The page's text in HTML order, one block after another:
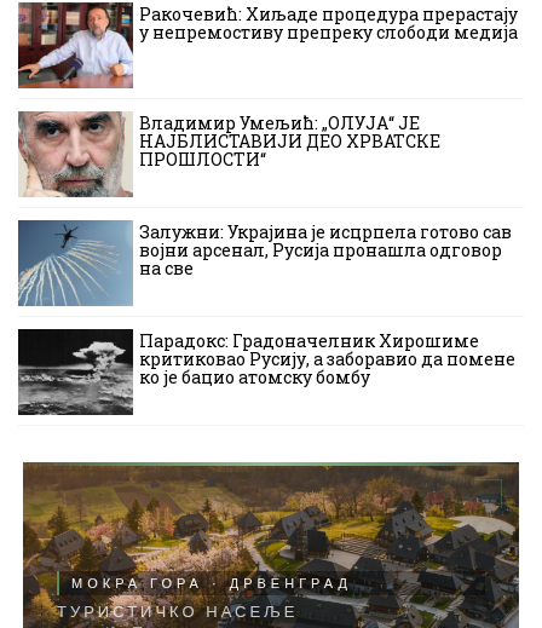
Ракочевић: Хиљаде процедура прерастају
у непремостиву препреку слободи медија
Владимир Умељић: „ОЛУЈА“ ЈЕ
НАЈБЛИСТАВИЈИ ДЕО ХРВАТСКЕ
ПРОШЛОСТИ“
Залужни: Украјина је исцрпела готово сав
војни арсенал, Русија пронашла одговор
на све
Парадокс: Градоначелник Хирошиме
критиковао Русију, а заборавио да помене
ко је бацио атомску бомбу